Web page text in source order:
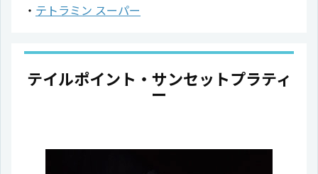
テトラミン スーパー
テイルポイント・サンセットプラティ
ー